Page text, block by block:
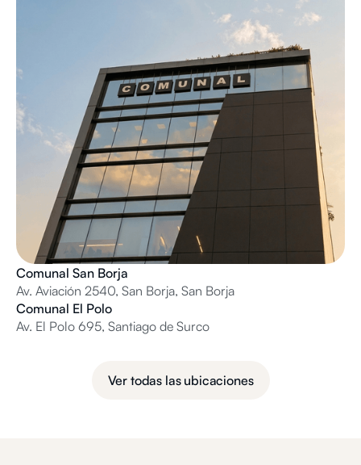
Comunal San Borja
Av. Aviación 2540, San Borja, San Borja
Comunal El Polo
Av. El Polo 695, Santiago de Surco
Ver todas las ubicaciones